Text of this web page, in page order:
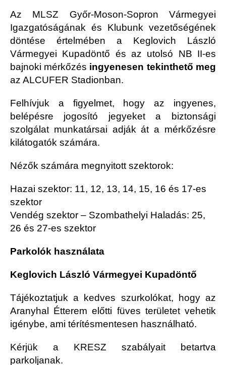
Az MLSZ Győr-Moson-Sopron Vármegyei
Igazgatóságának és Klubunk vezetőségének
döntése értelmében a Keglovich László
Vármegyei Kupadöntő és az utolsó NB II-es
bajnoki mérkőzés ingyenesen tekinthető meg
az ALCUFER Stadionban.
Felhívjuk a figyelmet, hogy az ingyenes,
belépésre jogosító jegyeket a biztonsági
szolgálat munkatársai adják át a mérkőzésre
kilátogatók számára.
Nézők számára megnyitott szektorok:
Hazai szektor: 11, 12, 13, 14, 15, 16 és 17-es
szektor
Vendég szektor – Szombathelyi Haladás: 25,
26 és 27-es szektor
Parkolók használata
Keglovich László Vármegyei Kupadöntő
Tájékoztatjuk a kedves szurkolókat, hogy az
Aranyhal Étterem előtti füves területet vehetik
igénybe, ami térítésmentesen használható.
Kérjük a KRESZ szabályait betartva
parkoljanak.